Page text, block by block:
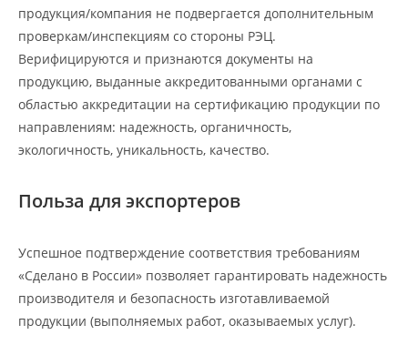
продукция/компания не подвергается дополнительным
проверкам/инспекциям со стороны РЭЦ.
Верифицируются и признаются документы на
продукцию, выданные аккредитованными органами с
областью аккредитации на сертификацию продукции по
направлениям: надежность, органичность,
экологичность, уникальность, качество.
Польза для экспортеров
Успешное подтверждение соответствия требованиям
«Сделано в России» позволяет гарантировать надежность
производителя и безопасность изготавливаемой
продукции (выполняемых работ, оказываемых услуг).